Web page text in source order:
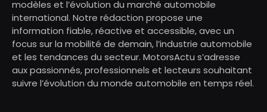
modèles et l’évolution du marché automobile
international. Notre rédaction propose une
information fiable, réactive et accessible, avec un
focus sur la mobilité de demain, l’industrie automobile
et les tendances du secteur. MotorsActu s’adresse
aux passionnés, professionnels et lecteurs souhaitant
suivre l’évolution du monde automobile en temps réel.